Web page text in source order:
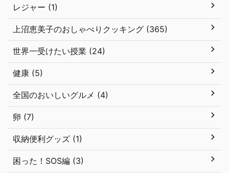
レジャー (1)
上沼恵美子のおしゃべりクッキング (365)
世界一受けたい授業 (24)
健康 (5)
全国のおいしいグルメ (4)
卵 (7)
収納便利グッズ (1)
困った！SOS編 (3)